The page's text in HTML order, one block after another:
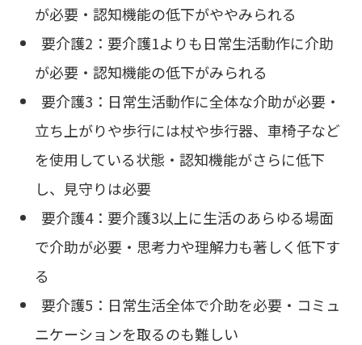
が必要・認知機能の低下がややみられる
要介護2：要介護1よりも日常生活動作に介助
が必要・認知機能の低下がみられる
要介護3：日常生活動作に全体な介助が必要・
立ち上がりや歩行には杖や歩行器、車椅子など
を使用している状態・認知機能がさらに低下
し、見守りは必要
要介護4：要介護3以上に生活のあらゆる場面
で介助が必要・思考力や理解力も著しく低下す
る
要介護5：日常生活全体で介助を必要・コミュ
ニケーションを取るのも難しい